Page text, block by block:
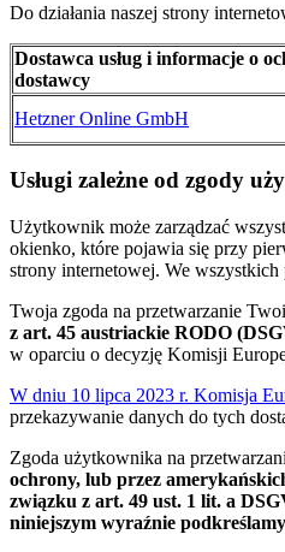
Do działania naszej strony
Dostawca usług i informacje o
dostawcy
Hetzner Online GmbH
Usługi zależne od zgody
Użytkownik może zarządzać
okienko, które pojawia się przy
strony internetowej. We wszystkich
Twoja zgoda na przetwarzanie
z art. 45 austriackie RODO
w oparciu o decyzję Komisji
W dniu 10 lipca 2023 r. Komisja
przekazywanie danych do tych
Zgoda użytkownika na
ochrony, lub przez
związku z art. 49 ust. 1 lit. a
niniejszym wyraźnie